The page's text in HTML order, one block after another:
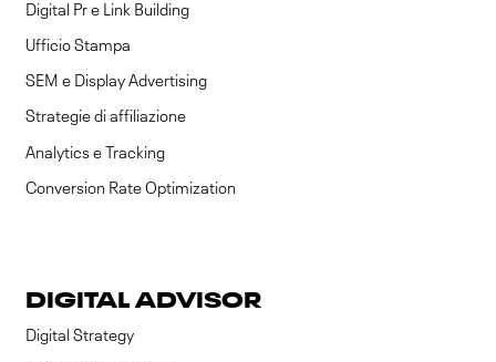
Digital Pr e Link Building
Ufficio Stampa
SEM e Display Advertising
Strategie di affiliazione
Analytics e Tracking
Conversion Rate Optimization
DIGITAL ADVISOR
Digital Strategy